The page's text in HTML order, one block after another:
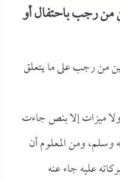
رجب باحتفال أو
من رجب على ما يتعلق
ولا ميزات إلا بنص جاءت
وسلم، ومن المعلوم أن
عليه جاء عنه